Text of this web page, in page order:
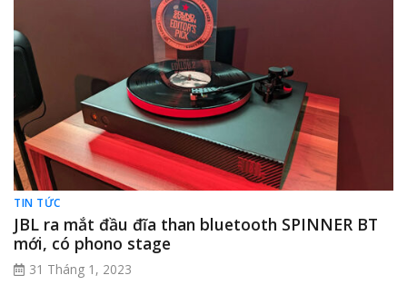
TIN TỨC
JBL ra mắt đầu đĩa than bluetooth SPINNER BT
mới, có phono stage
31 Tháng 1, 2023